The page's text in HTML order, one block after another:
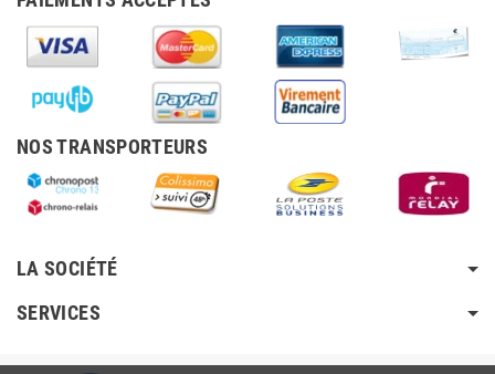
NOS TRANSPORTEURS
LA SOCIÉTÉ
SERVICES